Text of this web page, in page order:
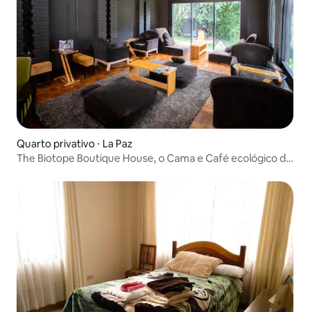
Quarto privativo ⋅ La Paz
The Biotope Boutique House, o Cama e Café ecológico de